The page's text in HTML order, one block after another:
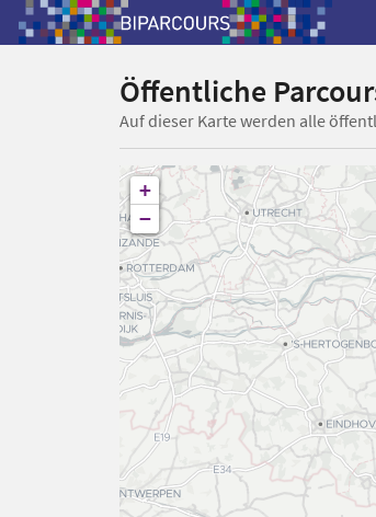
Öffentliche
Auf dieser Karte werden alle
+
−